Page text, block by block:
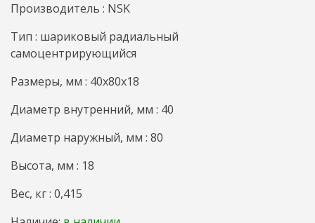
Производитель : NSK
Тип : шариковый радиальный
самоцентрирующийся
Размеры, мм : 40x80x18
Диаметр внутренний, мм : 40
Диаметр наружный, мм : 80
Высота, мм : 18
Вес, кг : 0,415